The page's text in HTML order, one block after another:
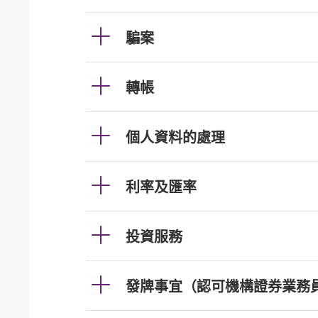
騙案
轉帳
個人資料的處理
利率及匯率
投資服務
發牌事宜（認可機構證券業務